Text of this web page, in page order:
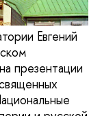
Евгений
презентации